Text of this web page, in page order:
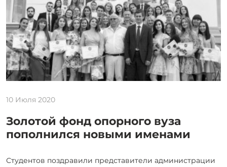
10 Июля 2020
Золотой фонд опорного вуза
пополнился новыми именами
Студентов поздравили представители администрации